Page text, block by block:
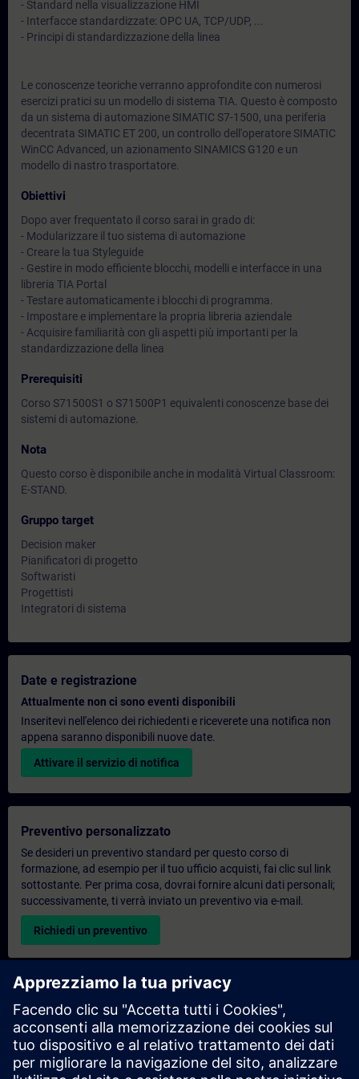
- Standard nella visualizzazione HMI
- Interfacce standardizzate: OPC UA, TCP/UDP, ...
- Principi di standardizzazione della linea
Le conoscenze teoriche verranno approfondite con numerosi
esercizi pratici su un modello di sistema TIA. Questo è composto
da un sistema di automazione SIMATIC S7-1500, una periferia
decentrata SIMATIC ET 200, un controllo dell'operatore SIMATIC
WinCC Advanced, un azionamento SINAMICS G120 e un
modello di nastro trasportatore.
Obiettivi
Dopo aver frequentato il corso sarai in grado di:
- Modularizzare il tuo sistema di automazione
- Creare la tua Styleguide
- Gestire in modo efficiente blocchi, modelli e interfacce in una
libreria TIA Portal
- Testare automaticamente i blocchi di programma.
- Impostare e implementare la propria libreria aziendale
- Acquisire familiarità con gli aspetti più importanti per la
standardizzazione della linea
Prerequisiti
Corso S71500S1 o S71500P1 equivalenti conoscenze base dei
sistemi di automazione.
Nota
Questo corso è disponibile anche in modalità Virtual Classroom:
E-STAND.
Gruppo target
Decision maker
Pianificatori di progetto
Softwaristi
Progettisti
Integratori di sistema
Date e registrazione
Attualmente non ci sono eventi disponibili
Inseritevi nell'elenco dei richiedenti e riceverete una notifica non
appena saranno disponibili nuove date.
Attivare il servizio di notifica
Preventivo personalizzato
Se desideri un preventivo standard per questo corso di
formazione, ad esempio per il tuo ufficio acquisti, fai clic sul link
sottostante. Per prima cosa, dovrai fornire alcuni dati personali;
successivamente, ti verrà inviato un preventivo via e-mail.
Richiedi un preventivo
Richiesta di informazioni su corsi di formazione
esclusivi
Compila il modulo di richiesta sottostante se hai bisogno di un
preventivo per un corso di formazione esclusivo in sede,
virtualmente o presso il nostro centro di formazione SITRAIN.